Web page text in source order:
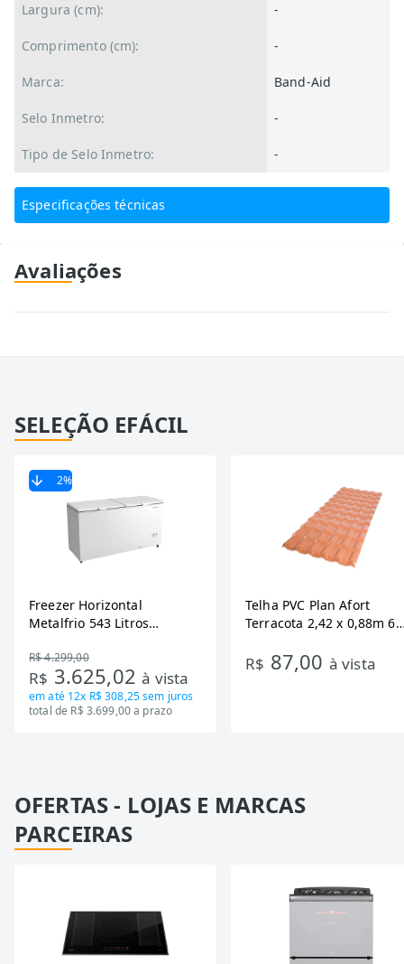
Largura (cm): -
Comprimento (cm): -
Marca: Band-Aid
Selo Inmetro: -
Tipo de Selo Inmetro: -
Especificações técnicas
Avaliações
SELEÇÃO EFÁCIL
2%
Freezer Horizontal
Metalfrio 543 Litros
Tecnologia Inverter, Branco,
Bivolt
R$ 4.299,00
R$ 3.625,02à vista
em até 12x R$ 308,25sem juros
total de R$ 3.699,00 a prazo
Telha PVC Plan Afort
Terracota 2,42 x 0,88m 6
R$ 87,00 à vista
OFERTAS - LOJAS E MARCAS
PARCEIRAS